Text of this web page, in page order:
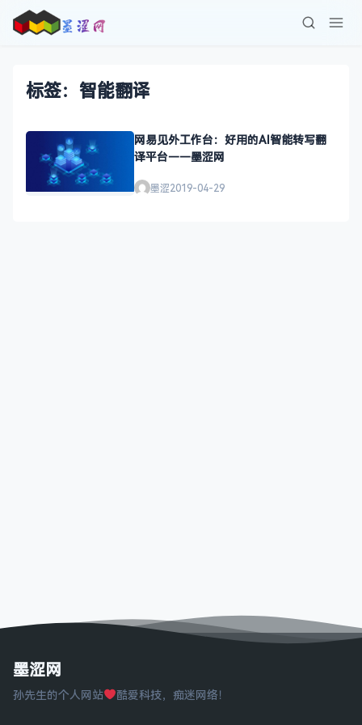
标签：智能翻译
网易见外工作台：好用的AI智能转写翻
译平台——墨涩网
墨涩2019-04-29
墨涩网
孙先生的个人网站 酷爱科技，痴迷网络！